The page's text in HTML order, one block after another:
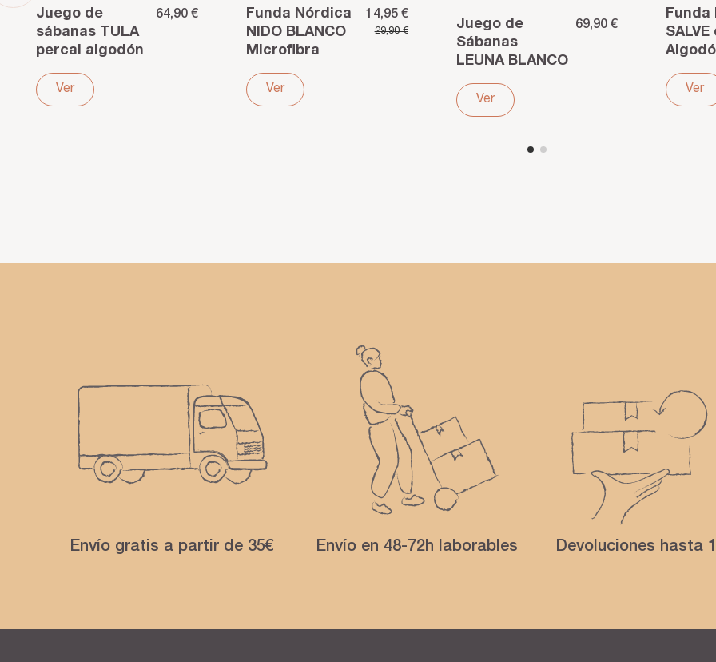
Juego de
sábanas TULA
percal algodón
200 hilos beige
64,90 €
Ver
Funda Nórdica
NIDO BLANCO
Microfibra
Waffle –
Textura nido
de abeja y
14,95 €
29,90 €
Ver
Juego de
Sábanas
LEUNA BLANCO
de Satén de
Algodón
Egipcio 300
Suavidad de...
69,90 €
Ver
Funda
SALVE
con
Digital
Ver
Envío gratis a partir de 35€ Envío en 48-72h laborables Devoluciones hasta